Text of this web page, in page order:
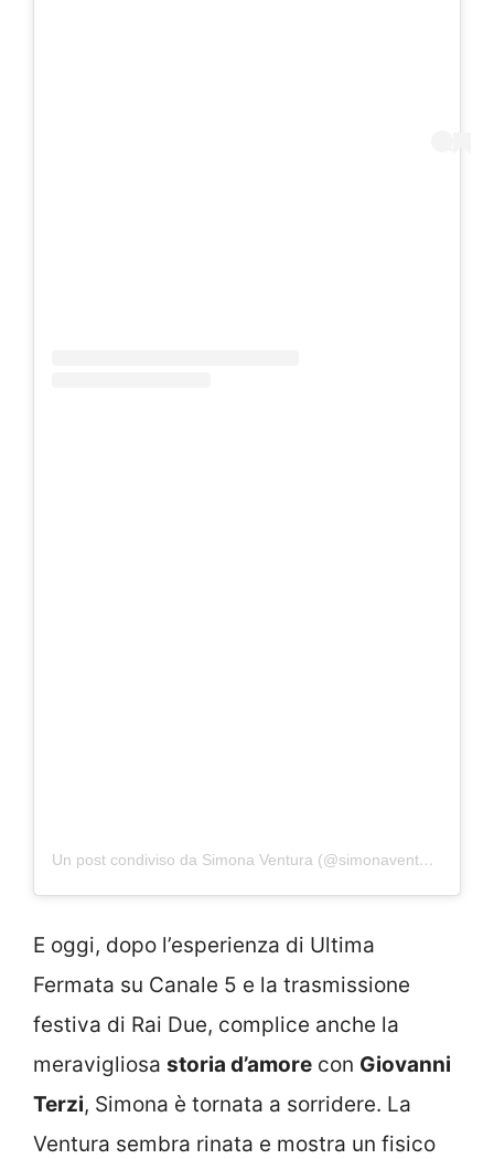
Un post condiviso da Simona Ventura (@simonaventura)
E oggi, dopo l’esperienza di Ultima
Fermata su Canale 5 e la trasmissione
festiva di Rai Due, complice anche la
meravigliosa storia d’amore con Giovanni
Terzi, Simona è tornata a sorridere. La
Ventura sembra rinata e mostra un fisico